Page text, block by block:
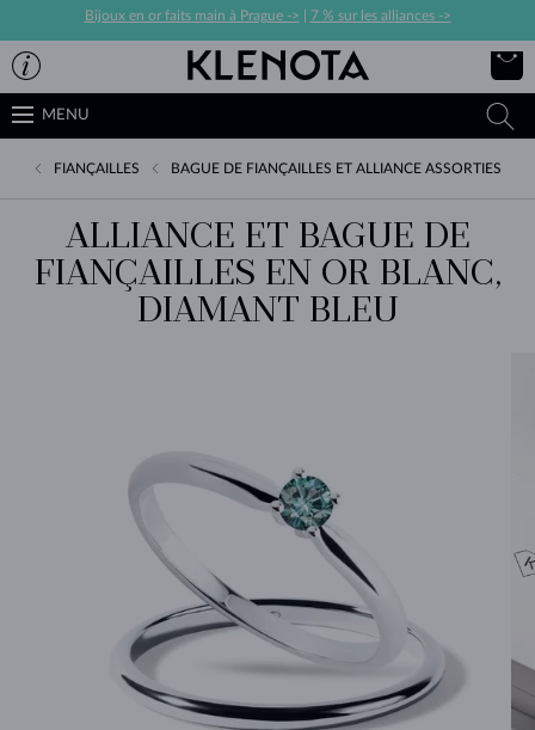
Bijoux en or faits main à Prague -> 7 % sur les alliances ->
MENU
FIANÇAILLES BAGUE DE FIANÇAILLES ET ALLIANCE ASSORTIES
ALLIANCE ET BAGUE DE
FIANÇAILLES EN OR BLANC,
DIAMANT BLEU